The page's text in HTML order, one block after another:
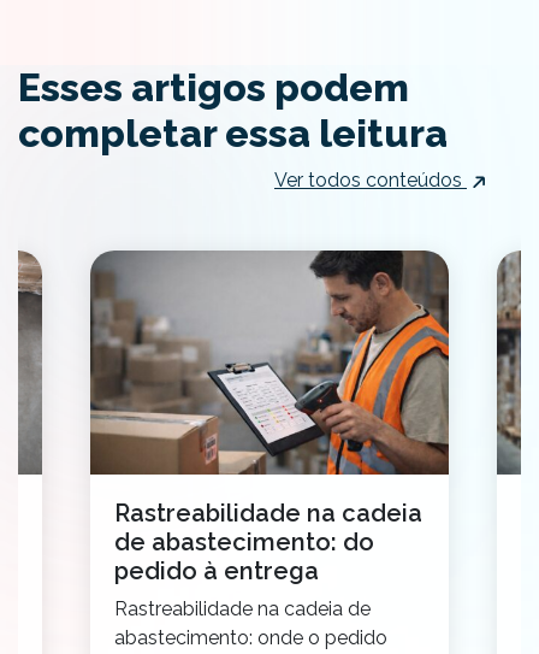
Esses artigos podem
completar essa leitura
Ver todos conteúdos
Rastreabilidade na cadeia
de abastecimento: do
pedido à entrega
Rastreabilidade na cadeia de
abastecimento: onde o pedido